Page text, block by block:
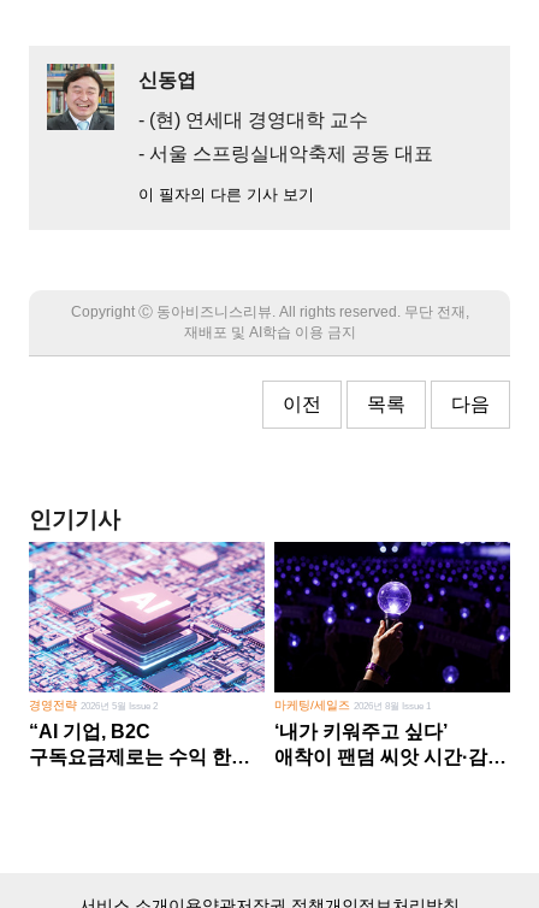
신동엽
- (현) 연세대 경영대학 교수
- 서울 스프링실내악축제 공동 대표
이 필자의 다른 기사 보기
Copyright Ⓒ 동아비즈니스리뷰. All rights reserved. 무단 전재,
재배포 및 AI학습 이용 금지
이전 목록 다음
인기기사
경영전략 2026년 5월 Issue 2
“AI 기업, B2C
구독요금제로는 수익 한계
마케팅/세일즈 2026년 8월 Issue 1
‘내가 키워주고 싶다’
애착이 팬덤 씨앗 시간·감정